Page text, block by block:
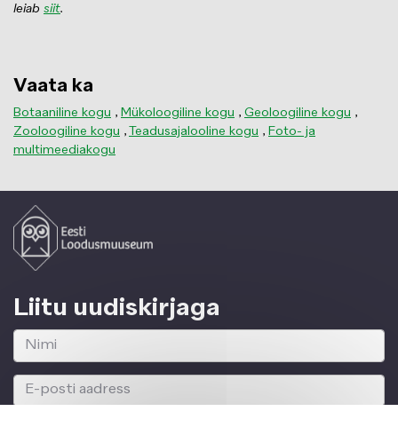
leiab siit.
Vaata ka
Botaaniline kogu , Mükoloogiline kogu , Geoloogiline kogu ,
Zooloogiline kogu , Teadusajalooline kogu , Foto- ja
multimeediakogu
Liitu uudiskirjaga